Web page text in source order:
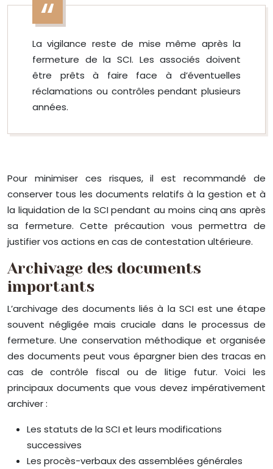
La vigilance reste de mise même après la
fermeture de la SCI. Les associés doivent
être prêts à faire face à d’éventuelles
réclamations ou contrôles pendant plusieurs
années.
Pour minimiser ces risques, il est recommandé de
conserver tous les documents relatifs à la gestion et à
la liquidation de la SCI pendant au moins cinq ans après
sa fermeture. Cette précaution vous permettra de
justifier vos actions en cas de contestation ultérieure.
Archivage des documents
importants
L’archivage des documents liés à la SCI est une étape
souvent négligée mais cruciale dans le processus de
fermeture. Une conservation méthodique et organisée
des documents peut vous épargner bien des tracas en
cas de contrôle fiscal ou de litige futur. Voici les
principaux documents que vous devez impérativement
archiver :
Les statuts de la SCI et leurs modifications
successives
Les procès-verbaux des assemblées générales